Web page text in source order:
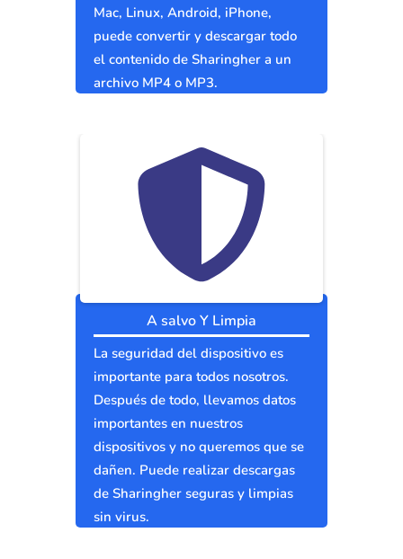
Mac, Linux, Android, iPhone,
puede convertir y descargar todo
el contenido de Sharingher a un
archivo MP4 o MP3.
A salvo Y Limpia
La seguridad del dispositivo es
importante para todos nosotros.
Después de todo, llevamos datos
importantes en nuestros
dispositivos y no queremos que se
dañen. Puede realizar descargas
de Sharingher seguras y limpias
sin virus.